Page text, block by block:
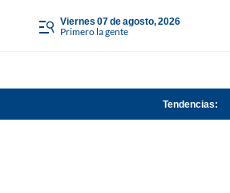
viernes 07 de agosto, 2026
Primero la gente
Tendencias: